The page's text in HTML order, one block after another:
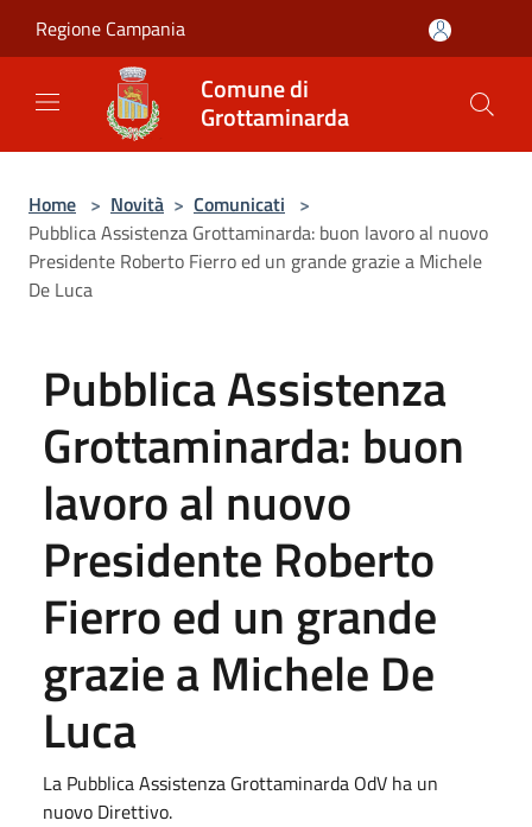
Regione Campania
Comune di
Grottaminarda
Home > Novità > Comunicati >
Pubblica Assistenza Grottaminarda: buon lavoro al nuovo
Presidente Roberto Fierro ed un grande grazie a Michele
De Luca
Pubblica Assistenza
Grottaminarda: buon
lavoro al nuovo
Presidente Roberto
Fierro ed un grande
grazie a Michele De
Luca
La Pubblica Assistenza Grottaminarda OdV ha un
nuovo Direttivo.